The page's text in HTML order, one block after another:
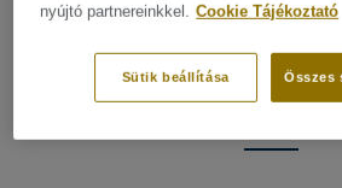
Találja meg az
megfelelő
NOBLE
nyújtó partnereinkkel. Cookie Tájékoztató
Összes
Sütik beállítása